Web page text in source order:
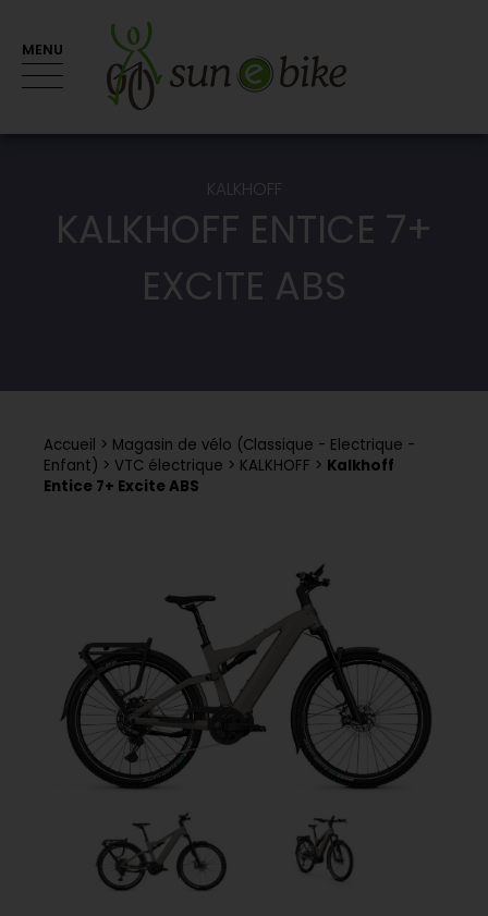
MENU
KALKHOFF
KALKHOFF ENTICE 7+
EXCITE ABS
Accueil
Magasin de vélo (Classique - Electrique -
Enfant)
VTC électrique KALKHOFF
Kalkhoff
Entice 7+ Excite ABS